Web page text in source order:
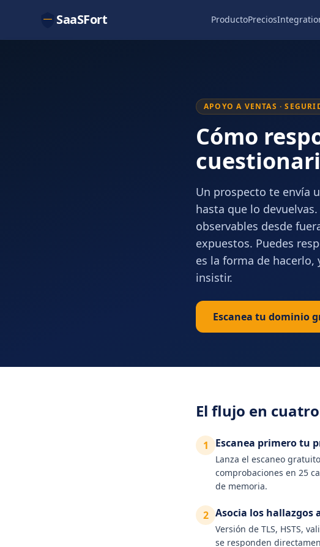
SaaSFort ProductoPrecios
APOYO A VENTAS ·
Cómo
Un prospecto te envía
hasta que lo
observables desde
expuestos. Puedes
es la forma de
insistir.
Escanea tu dominio
El flujo en
1 Escanea primero tu
Lanza el escaneo
comprobaciones en 25
de memoria.
2 Asocia los hallazgos
Versión de TLS, HSTS,
se responden